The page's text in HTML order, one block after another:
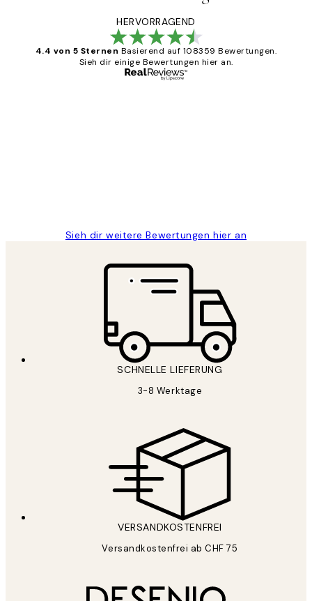
HERVORRAGEND
4.4 von 5 Sternen Basierend auf 108359 Bewertungen.
Sieh dir einige Bewertungen hier an.
Sieh dir weitere Bewertungen hier an
SCHNELLE LIEFERUNG
3-8 Werktage
VERSANDKOSTENFREI
Versandkostenfrei ab CHF 75